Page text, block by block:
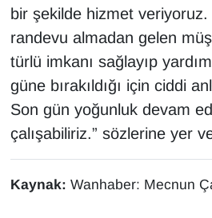
bir şekilde hizmet
randevu almadan gelen
türlü imkanı sağlayıp
güne bırakıldığı için ciddi
Son gün yoğunluk devam
çalışabiliriz.” sözlerine yer
Kaynak: Wanhaber: Mecnun